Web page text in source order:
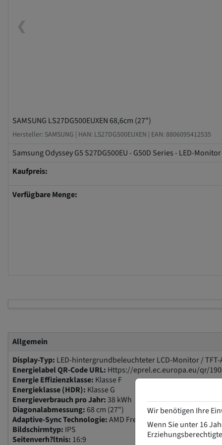
❮
SAMSUNG LS27DG500EUXEN 68,6cm (27")
Hersteller: SAMSUNG | HAN: LS27DG500EUXEN | EAN: 8806095412535
Samsung Odyssey G5 S27DG500EU - G50D Series - LED-
Kaufpreis:
Verfügbare Menge:
Allgemein
Display-Typ: LED-hintergrundbeleuchteter LCD-Monitor /
Energielabel QR-Code URL: Https://eprel.ec.europa.eu/qr/
Energie Effizienzklasse: Klasse F
Energieklasse (HDR): Klasse G
Energieverbrauch pro Jahr:38 kWh
Diagonalabmessung:68 cm (27")
Adaptive-Sync Technologie:AMD FreeSync Premium Pro
Bildschirmtyp: IPS
Seitenverh?ltnis: 16:9
Wir benötigen Ihre
Wenn Sie unter 16